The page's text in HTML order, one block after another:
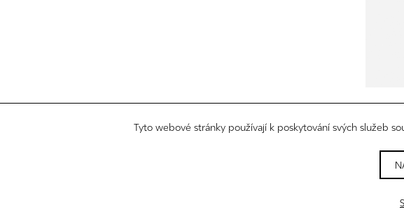
paralella
Tyto webové stránky používají k poskytování svých služeb